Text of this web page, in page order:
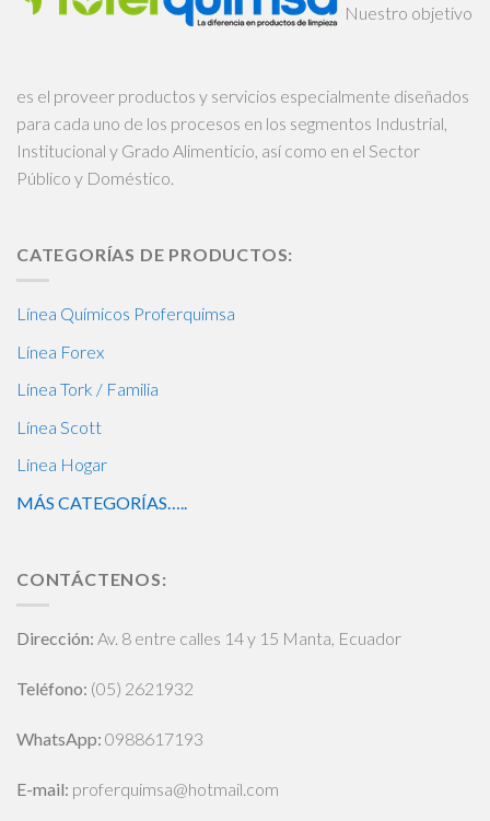
Nuestro objetivo
es el proveer productos y servicios especialmente diseñados
para cada uno de los procesos en los segmentos Industrial,
Institucional y Grado Alimenticio, así como en el Sector
Público y Doméstico.
CATEGORÍAS DE PRODUCTOS:
Línea Químicos Proferquimsa
Línea Forex
Línea Tork / Familia
Línea Scott
Línea Hogar
MÁS CATEGORÍAS…..
CONTÁCTENOS:
Dirección: Av. 8 entre calles 14 y 15 Manta, Ecuador
Teléfono: (05) 2621932
WhatsApp: 0988617193
E-mail: proferquimsa@hotmail.com